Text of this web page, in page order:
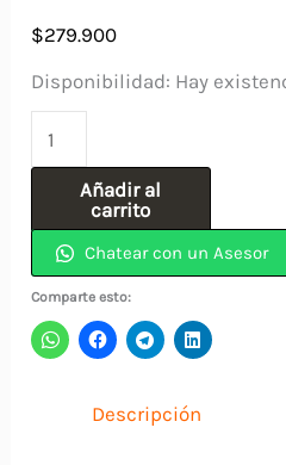
$279.900
Disponibilidad: Hay
Coordenada
5"
para
Taladro
WISDOW
Añadir al
carrito
Chatear con un Asesor
Comparte esto:
Descripción